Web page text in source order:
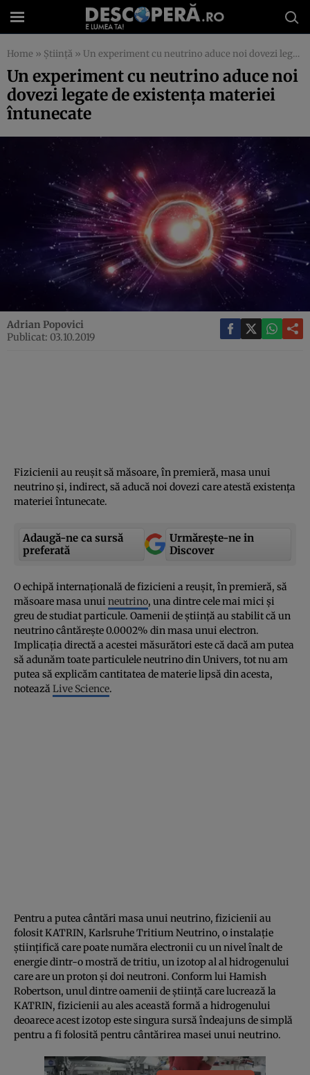
Home » Știință » Un experiment cu neutrino aduce noi dovezi legate de existenţa materiei întunecate
Un experiment cu neutrino aduce noi
dovezi legate de existenţa materiei
întunecate
Adrian Popovici
Publicat: 03.10.2019
Fizicienii au reuşit să măsoare, în premieră, masa unui
neutrino şi, indirect, să aducă noi dovezi care atestă existenţa
materiei întunecate.
Adaugă-ne ca sursă
preferată
Urmărește-ne in
Discover
O echipă internaţională de fizicieni a reuşit, în premieră, să
măsoare masa unui neutrino, una dintre cele mai mici şi
greu de studiat particule. Oamenii de ştiinţă au stabilit că un
neutrino cântăreşte 0.0002% din masa unui electron.
Implicaţia directă a acestei măsurători este că dacă am putea
să adunăm toate particulele neutrino din Univers, tot nu am
putea să explicăm cantitatea de materie lipsă din acesta,
notează Live Science.
Pentru a putea cântări masa unui neutrino, fizicienii au
folosit KATRIN, Karlsruhe Tritium Neutrino, o instalaţie
ştiinţifică care poate număra electronii cu un nivel înalt de
energie dintr-o mostră de tritiu, un izotop al al hidrogenului
care are un proton şi doi neutroni. Conform lui Hamish
Robertson, unul dintre oamenii de ştiinţă care lucrează la
KATRIN, fizicienii au ales această formă a hidrogenului
deoarece acest izotop este singura sursă îndeajuns de simplă
pentru a fi folosită pentru cântărirea masei unui neutrino.